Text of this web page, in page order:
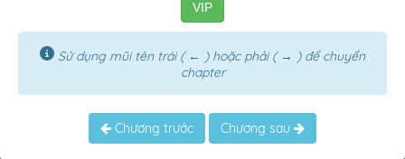
VIP
Sử dụng mũi tên trái ( ← ) hoặc phải ( → ) để chuyển
chapter
Chương trước Chương sau